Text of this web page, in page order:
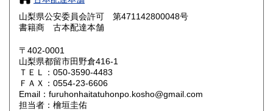
鳥取県 800円 島根県
岡山県
山口県 800円
香川県 800円 愛媛県
山梨県公安委員会許可 第471142800048号
書籍商 古本配達本舗
〒402-0001
山梨県都留市田野倉416-1
ＴＥＬ：050-3590-4483
ＦＡＸ：0554-23-6606
Email：furuhonhaitatuhonpo.kosho@gmail.com
担当者：檜垣圭佑